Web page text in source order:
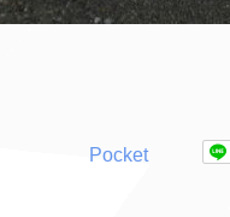
Pocket